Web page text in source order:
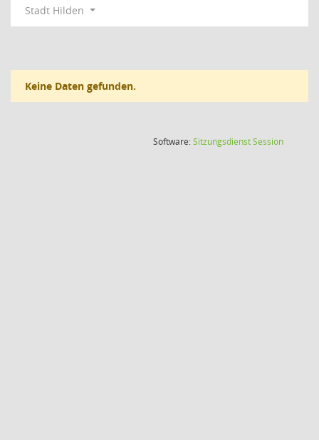
Stadt Hilden
Keine Daten gefunden.
Software:SitzungsdienstSession(Wird in